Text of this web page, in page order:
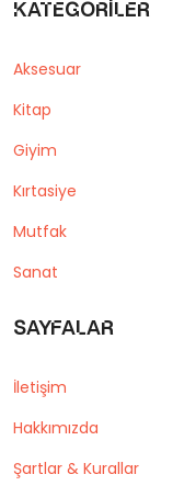
Kategoriler
Aksesuar
Kitap
Giyim
Kırtasiye
Mutfak
Sanat
Sayfalar
İletişim
Hakkımızda
Şartlar & Kurallar